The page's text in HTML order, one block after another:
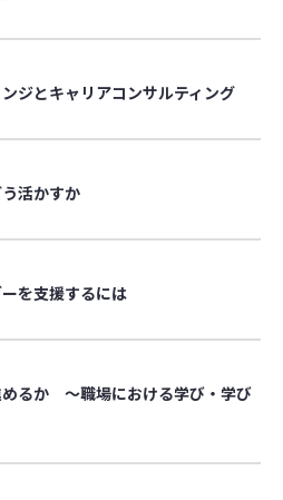
ジとキャリアコンサルティング
活かすか
を支援するには
るか ～職場における学び・学び